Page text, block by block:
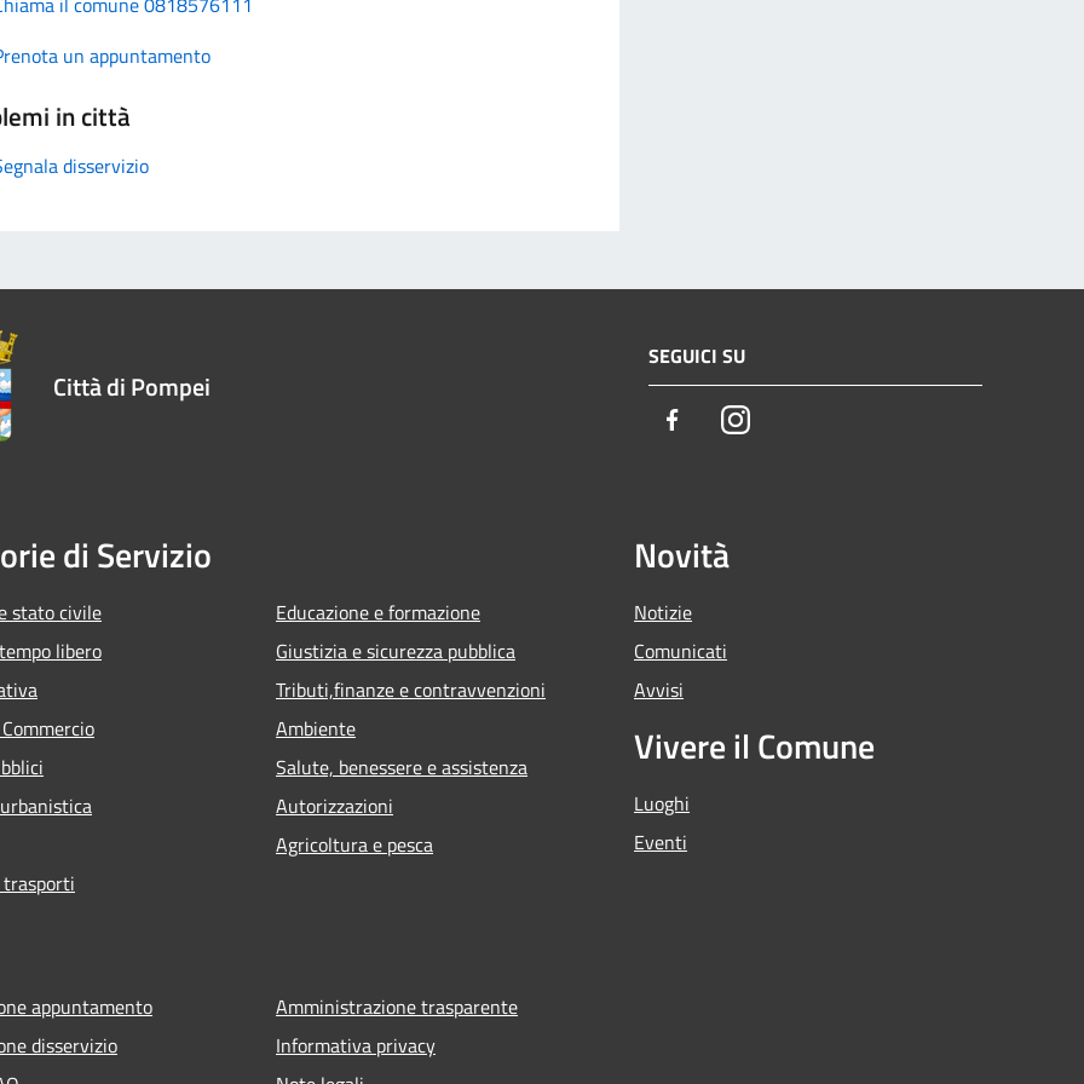
un appuntamento
in città
disservizio
Città di Pompei
SEGUICI SU
FacebookInstagram
di Servizio
stato civile
libero
Educazione e formazione
Giustizia e sicurezza pubblica
Tributi,finanze e contravvenzioni
Ambiente
Salute, benessere e assistenza
Autorizzazioni
Agricoltura e pesca
Novità
Notizie
Comunicati
Avvisi
Vivere il Comune
Luoghi
Eventi
appuntamento
disservizio
Amministrazione trasparente
Informativa privacy